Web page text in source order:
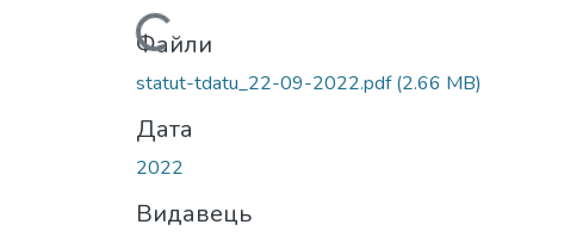
Вантажиться...
Файли
statut-tdatu_22-09-2022.pdf(2.66 MB)
Дата
2022
Видавець